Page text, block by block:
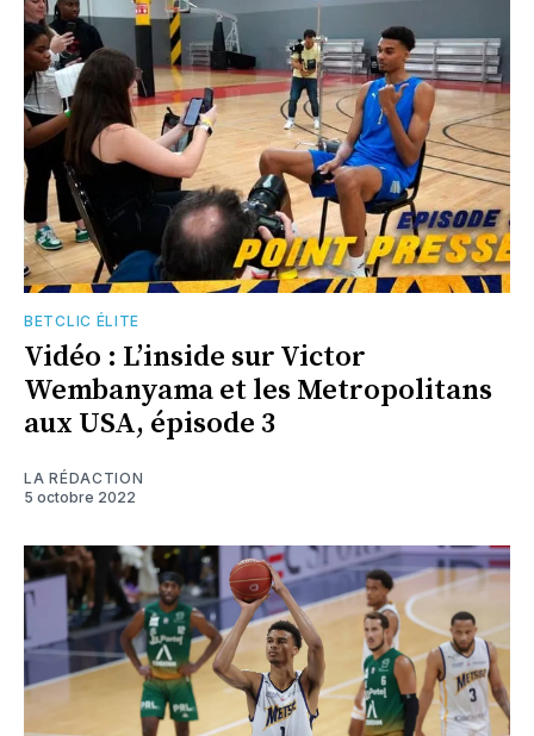
BETCLIC ÉLITE
Vidéo : L’inside sur Victor
Wembanyama et les Metropolitans
aux USA, épisode 3
LA RÉDACTION
5 octobre 2022